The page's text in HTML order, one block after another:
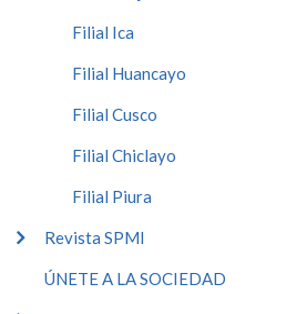
Filial Ica
Filial Huancayo
Filial Cusco
Filial Chiclayo
Filial Piura
Revista SPMI
ÚNETE A LA SOCIEDAD